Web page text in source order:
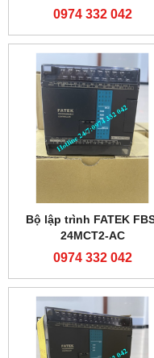
0974 332 042
Bộ lập trình FATEK
24MCT2-AC
0974 332 042